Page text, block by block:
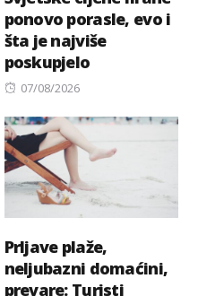
ponovo porasle, evo i
šta je najviše
poskupjelo
Posted
07/08/2026
Prljave plaže,
neljubazni domaćini,
prevare: Turisti